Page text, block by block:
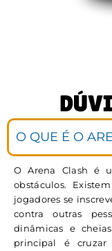
O QUE É O
O Arena Clash é
obstáculos.
jogadores se
contra outras
dinâmicas e
principal é